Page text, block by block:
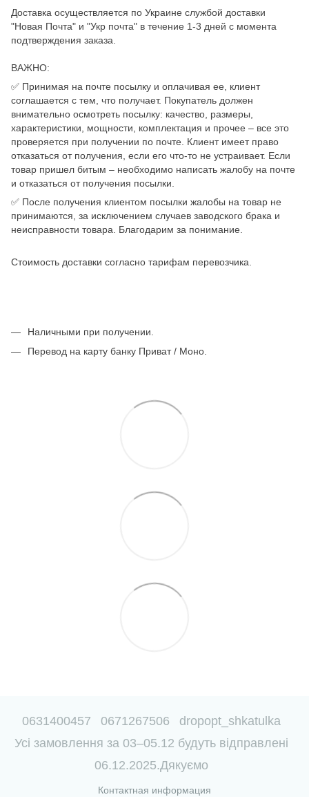
Доставка осуществляется по Украине службой доставки
"Новая Почта" и "Укр почта" в течение 1-3 дней с момента
подтверждения заказа.
ВАЖНО:
✅ Принимая на почте посылку и оплачивая ее, клиент
соглашается с тем, что получает. Покупатель должен
внимательно осмотреть посылку: качество, размеры,
характеристики, мощности, комплектация и прочее – все это
проверяется при получении по почте. Клиент имеет право
отказаться от получения, если его что-то не устраивает. Если
товар пришел битым – необходимо написать жалобу на почте
и отказаться от получения посылки.
✅ После получения клиентом посылки жалобы на товар не
принимаются, за исключением случаев заводского брака и
неисправности товара. Благодарим за понимание.
Стоимость доставки согласно тарифам перевозчика.
Наличными при получении.
Перевод на карту банку Приват / Моно.
0631400457 0671267506
dropopt_shkatulka
Усі замовлення за 03–05.12 будуть відправлені
06.12.2025.Дякуємо
Контактная информация